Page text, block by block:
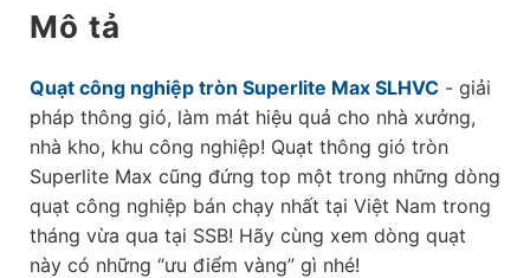
Mô tả
Quạt công nghiệp tròn Superlite Max SLHVC - giải
pháp thông gió, làm mát hiệu quả cho nhà xưởng,
nhà kho, khu công nghiệp! Quạt thông gió tròn
Superlite Max cũng đứng top một trong những dòng
quạt công nghiệp bán chạy nhất tại Việt Nam trong
tháng vừa qua tại SSB! Hãy cùng xem dòng quạt
này có những “ưu điểm vàng” gì nhé!